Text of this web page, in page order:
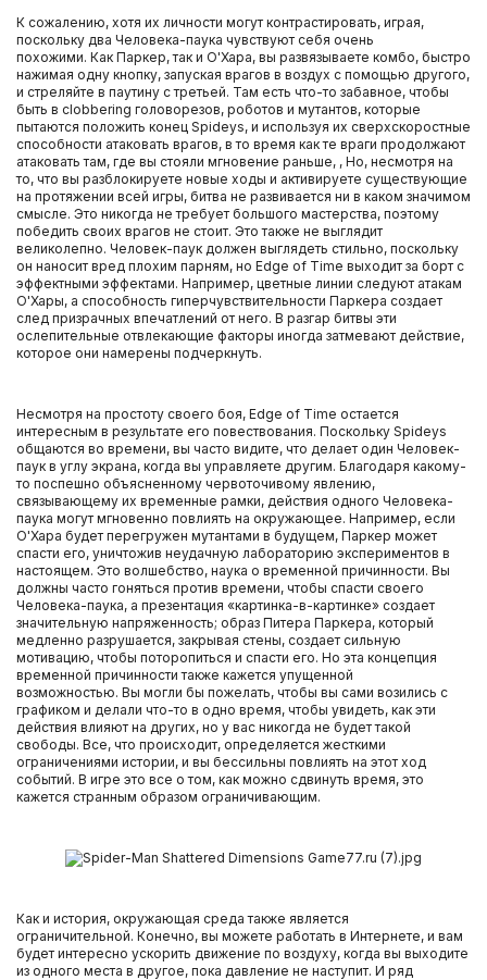
К сожалению, хотя их личности могут контрастировать, играя,
поскольку два Человека-паука чувствуют себя очень
похожими. Как Паркер, так и О'Хара, вы развязываете комбо, быстро
нажимая одну кнопку, запуская врагов в воздух с помощью другого,
и стреляйте в паутину с третьей. Там есть что-то забавное, чтобы
быть в clobbering головорезов, роботов и мутантов, которые
пытаются положить конец Spideys, и используя их сверхскоростные
способности атаковать врагов, в то время как те враги продолжают
атаковать там, где вы стояли мгновение раньше, , Но, несмотря на
то, что вы разблокируете новые ходы и активируете существующие
на протяжении всей игры, битва не развивается ни в каком значимом
смысле. Это никогда не требует большого мастерства, поэтому
победить своих врагов не стоит. Это также не выглядит
великолепно. Человек-паук должен выглядеть стильно, поскольку
он наносит вред плохим парням, но Edge of Time выходит за борт с
эффектными эффектами. Например, цветные линии следуют атакам
О'Хары, а способность гиперчувствительности Паркера создает
след призрачных впечатлений от него. В разгар битвы эти
ослепительные отвлекающие факторы иногда затмевают действие,
которое они намерены подчеркнуть.
Несмотря на простоту своего боя, Edge of Time остается
интересным в результате его повествования. Поскольку Spideys
общаются во времени, вы часто видите, что делает один Человек-
паук в углу экрана, когда вы управляете другим. Благодаря какому-
то поспешно объясненному червоточивому явлению,
связывающему их временные рамки, действия одного Человека-
паука могут мгновенно повлиять на окружающее. Например, если
О'Хара будет перегружен мутантами в будущем, Паркер может
спасти его, уничтожив неудачную лабораторию экспериментов в
настоящем. Это волшебство, наука о временной причинности. Вы
должны часто гоняться против времени, чтобы спасти своего
Человека-паука, а презентация «картинка-в-картинке» создает
значительную напряженность; образ Питера Паркера, который
медленно разрушается, закрывая стены, создает сильную
мотивацию, чтобы поторопиться и спасти его. Но эта концепция
временной причинности также кажется упущенной
возможностью. Вы могли бы пожелать, чтобы вы сами возились с
графиком и делали что-то в одно время, чтобы увидеть, как эти
действия влияют на других, но у вас никогда не будет такой
свободы. Все, что происходит, определяется жесткими
ограничениями истории, и вы бессильны повлиять на этот ход
событий. В игре это все о том, как можно сдвинуть время, это
кажется странным образом ограничивающим.
Как и история, окружающая среда также является
ограничительной. Конечно, вы можете работать в Интернете, и вам
будет интересно ускорить движение по воздуху, когда вы выходите
из одного места в другое, пока давление не наступит. И ряд
Игры XBOX ONE
Очки PS VR
Игровые приставки Xbox One S
Игровые приставки Xbox One X
Игровые приставки Sony PlayStation 4 PRO
Игровые приставки Sony PlayStation 4 Slim
Аксессуары Nintendo 3DS